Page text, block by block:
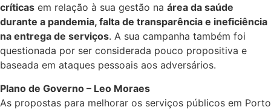
críticas em relação à sua gestão na área da saúde
durante a pandemia, falta de transparência e ineficiência
na entrega de serviços. A sua campanha também foi
questionada por ser considerada pouco propositiva e
baseada em ataques pessoais aos adversários.
Plano de Governo – Leo Moraes
As propostas para melhorar os serviços públicos em Porto